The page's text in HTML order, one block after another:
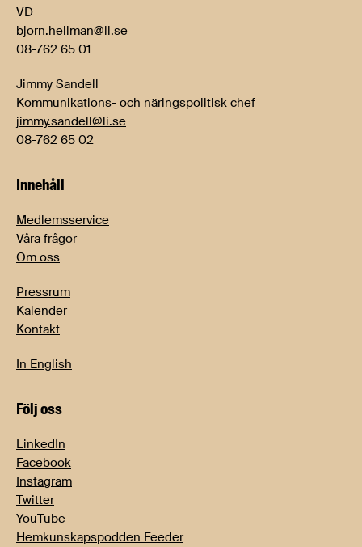
VD
bjorn.hellman@li.se
08-762 65 01
Jimmy Sandell
Kommunikations- och näringspolitisk chef
jimmy.sandell@li.se
08-762 65 02
Innehåll
Medlemsservice
Våra frågor
Om oss
Pressrum
Kalender
Kontakt
In English
Följ oss
LinkedIn
Facebook
Instagram
Twitter
YouTube
Hemkunskapspodden Feeder